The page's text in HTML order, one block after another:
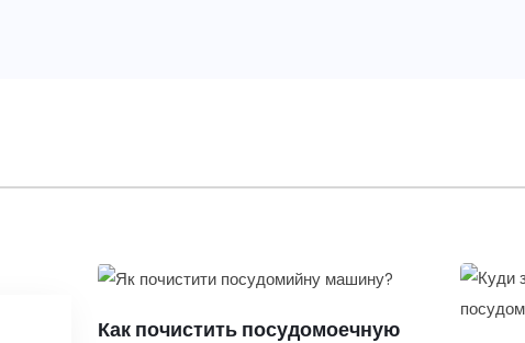
Как почистить посудомоечную